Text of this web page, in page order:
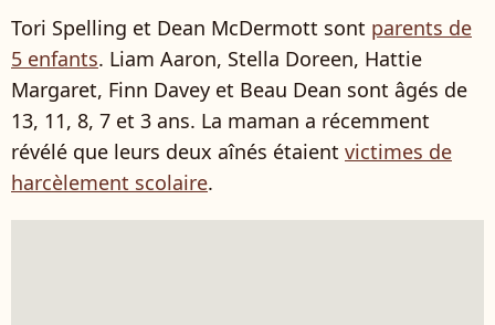
Tori Spelling et Dean McDermott sont parents de
5 enfants. Liam Aaron, Stella Doreen, Hattie
Margaret, Finn Davey et Beau Dean sont âgés de
13, 11, 8, 7 et 3 ans. La maman a récemment
révélé que leurs deux aînés étaient victimes de
harcèlement scolaire.